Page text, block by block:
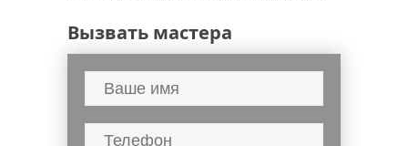
Вызвать мастера